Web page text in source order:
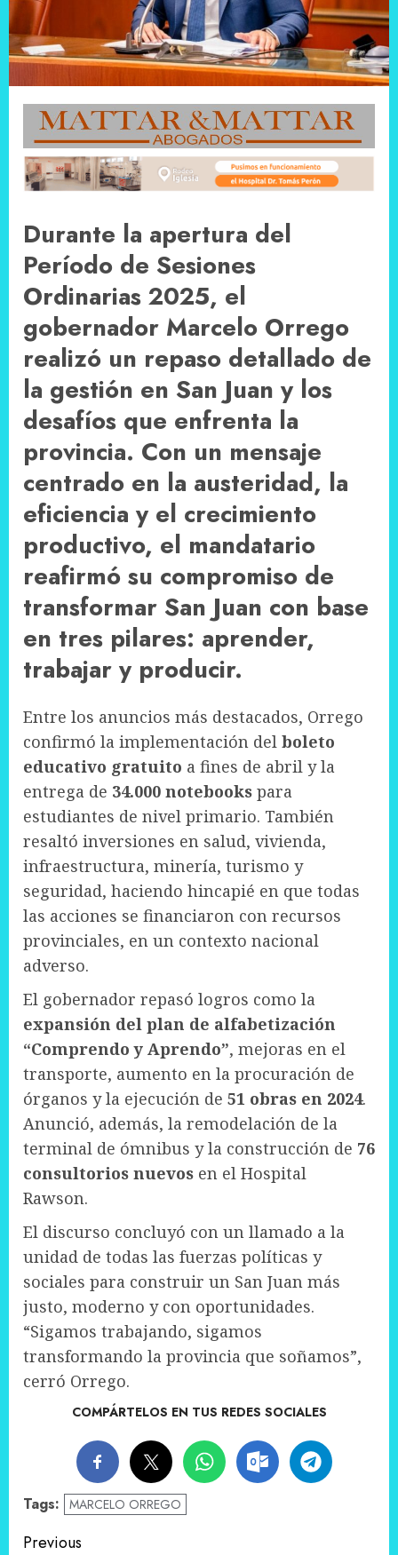
Durante la apertura del
Período de Sesiones
Ordinarias 2025, el
gobernador Marcelo Orrego
realizó un repaso detallado de
la gestión en San Juan y los
desafíos que enfrenta la
provincia. Con un mensaje
centrado en la austeridad, la
eficiencia y el crecimiento
productivo, el mandatario
reafirmó su compromiso de
transformar San Juan con base
en tres pilares: aprender,
trabajar y producir.
Entre los anuncios más destacados, Orrego
confirmó la implementación del boleto
educativo gratuito a fines de abril y la
entrega de 34.000 notebooks para
estudiantes de nivel primario. También
resaltó inversiones en salud, vivienda,
infraestructura, minería, turismo y
seguridad, haciendo hincapié en que todas
las acciones se financiaron con recursos
provinciales, en un contexto nacional
adverso.
El gobernador repasó logros como la
expansión del plan de alfabetización
“Comprendo y Aprendo”, mejoras en el
transporte, aumento en la procuración de
órganos y la ejecución de 51 obras en 2024.
Anunció, además, la remodelación de la
terminal de ómnibus y la construcción de 76
consultorios nuevos en el Hospital
Rawson.
El discurso concluyó con un llamado a la
unidad de todas las fuerzas políticas y
sociales para construir un San Juan más
justo, moderno y con oportunidades.
“Sigamos trabajando, sigamos
transformando la provincia que soñamos”,
cerró Orrego.
COMPÁRTELOS EN TUS REDES SOCIALES
Tags: MARCELO ORREGO
Post
Previous